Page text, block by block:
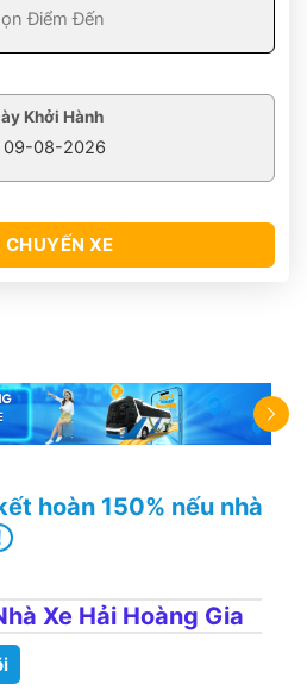
Khởi Hành
XE
hoàn 150% nếu nhà
Xe Hải Hoàng Gia